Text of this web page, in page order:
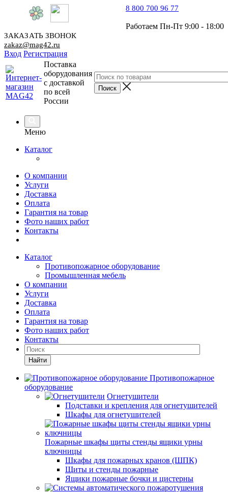
8 800 700 96 77
Работаем Пн-Пт 9:00 - 18:00
ЗАКАЗАТЬ ЗВОНОК
zakaz@mag42.ru
Вход Регистрация
Поставка
оборудования
с доставкой
по всей
России
Меню
Каталог
О компании
Услуги
Доставка
Оплата
Гарантия на товар
Фото наших работ
Контакты
Каталог
Противопожарное оборудование
Промышленная мебель
О компании
Услуги
Доставка
Оплата
Гарантия на товар
Фото наших работ
Контакты
Найти
Противопожарное
оборудование
Огнетушители
Подставки и крепления для огнетушителей
Шкафы для огнетушителей
Пожарные шкафы щиты стенды ящики урны
ключницы
Шкафы для пожарных кранов (ШПК)
Щиты и стенды пожарные
Ящики пожарные бочки и цистерны